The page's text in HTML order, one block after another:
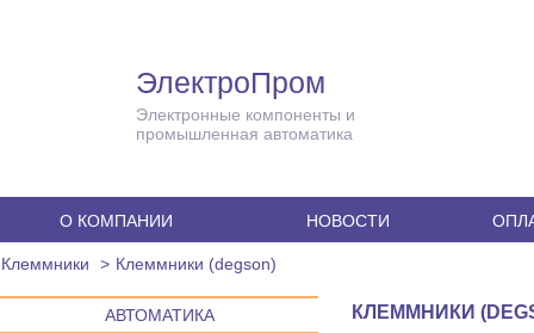
ЭлектроПром
Электронные компоненты и
промышленная автоматика
О КОМПАНИИ НОВОСТИ
Клеммники Клеммники (degson)
АВТОМАТИКА КЛЕММНИКИ